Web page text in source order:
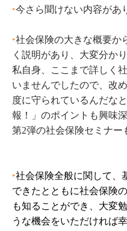
‣今さら聞けない内容があ
‣社会保険の大きな概要か
く説明があり、大変分か
私自身、ここまで詳しく
いませんでしたので、改
度に守られているんだな
報！」のポイントも興味
第2弾の社会保険セミナー
‣社会保険全般に関して、
できたとともに社会保険
も知ることができ、大変
うな機会をいただければ幸